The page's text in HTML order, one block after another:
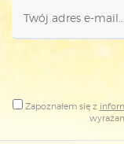
Zapoznałem się z